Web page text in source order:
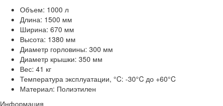
Объем: 1000 л
Длина: 1500 мм
Ширина: 670 мм
Высота: 1380 мм
Диаметр горловины: 300 мм
Диаметр крышки: 350 мм
Вес: 41 кг
Температура эксплуатации, °C: -30°C до +60°C
Материал: Полиэтилен
Информация